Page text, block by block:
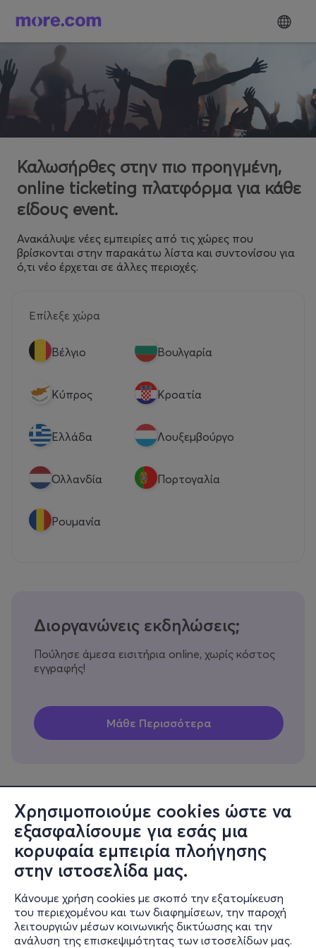
Χρησιμοποιούμε cookies ώστε να
εξασφαλίσουμε για εσάς μια
κορυφαία εμπειρία πλοήγησης
στην ιστοσελίδα μας.
Κάνουμε χρήση cookies με σκοπό την εξατομίκευση
του περιεχομένου και των διαφημίσεων, την παροχή
λειτουργιών μέσων κοινωνικής δικτύωσης και την
ανάλυση της επισκεψιμότητας των ιστοσελίδων μας.
Καλωσήρθες στην πιο προηγμένη,
online ticketing πλατφόρμα για κάθε
είδους event.
Ανακάλυψε νέες εμπειρίες από τις χώρες που
βρίσκονται στην παρακάτω λίστα και συντονίσου για
ό,τι νέο έρχεται σε άλλες περιοχές.
Επίλεξε χώρα
Βέλγιο Βουλγαρία
Κύπρος Κροατία
Eλλάδα Λουξεμβούργο
Ολλανδία Πορτογαλία
Ρουμανία
Διοργανώνεις εκδηλώσεις;
Πούλησε άμεσα εισιτήρια online, χωρίς κόστος
εγγραφής!
Πληροφορίες
Υποστήριξη
Stay Connected